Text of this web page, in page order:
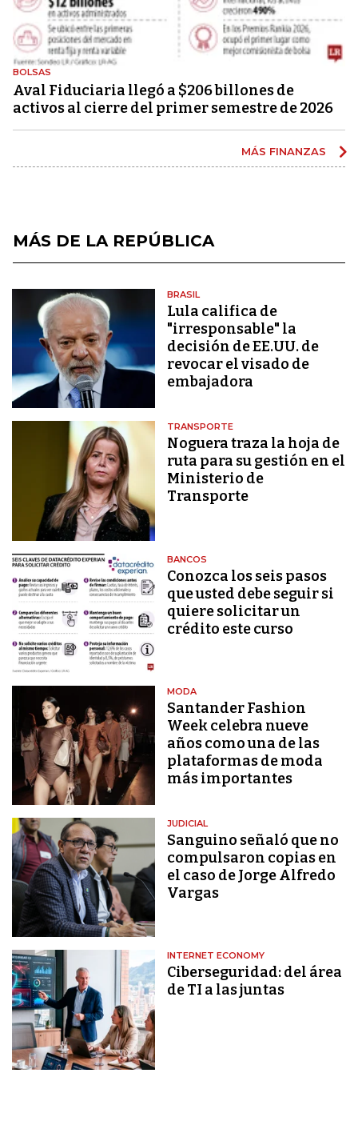
BOLSAS
Aval Fiduciaria llegó a $206 billones de
activos al cierre del primer semestre de 2026
MÁS FINANZAS
MÁS DE LA REPÚBLICA
BRASIL
Lula califica de
"irresponsable" la
decisión de EE.UU. de
revocar el visado de
embajadora
TRANSPORTE
Noguera traza la hoja de
ruta para su gestión en el
Ministerio de
Transporte
BANCOS
Conozca los seis pasos
que usted debe seguir si
quiere solicitar un
crédito este curso
MODA
Santander Fashion
Week celebra nueve
años como una de las
plataformas de moda
más importantes
JUDICIAL
Sanguino señaló que no
compulsaron copias en
el caso de Jorge Alfredo
Vargas
INTERNET ECONOMY
Ciberseguridad: del área
de TI a las juntas